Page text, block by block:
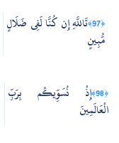
﴿97﴾
تَاللَّهِ إِن كُنَّا لَفِي ضَلَالٍ
مُّبِينٍ
﴿98﴾
إِذْ نُسَوِّيكُم بِرَبِّ
الْعَالَمِينَ